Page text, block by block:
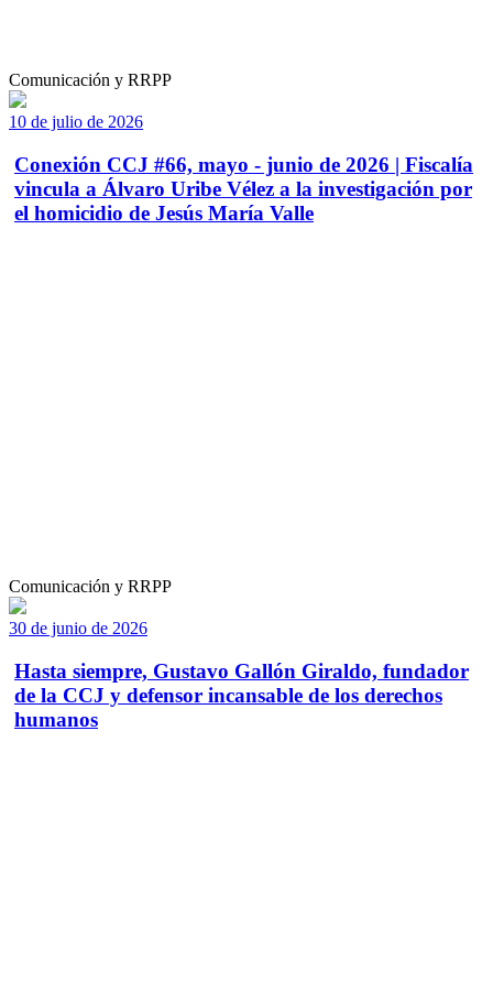
Comunicación y RRPP
10 de julio de 2026
Conexión CCJ #66, mayo - junio de 2026 | Fiscalía
vincula a Álvaro Uribe Vélez a la investigación por
el homicidio de Jesús María Valle
Comunicación y RRPP
30 de junio de 2026
Hasta siempre, Gustavo Gallón Giraldo, fundador
de la CCJ y defensor incansable de los derechos
humanos